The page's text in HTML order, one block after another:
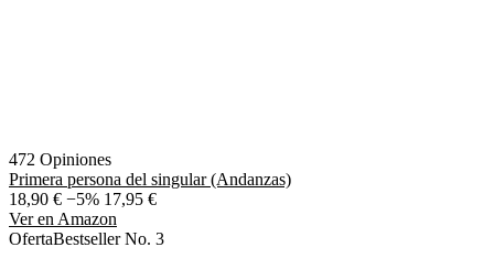
472 Opiniones
Primera persona del singular (Andanzas)
18,90 € −5% 17,95 €
Ver en Amazon
OfertaBestseller No. 3